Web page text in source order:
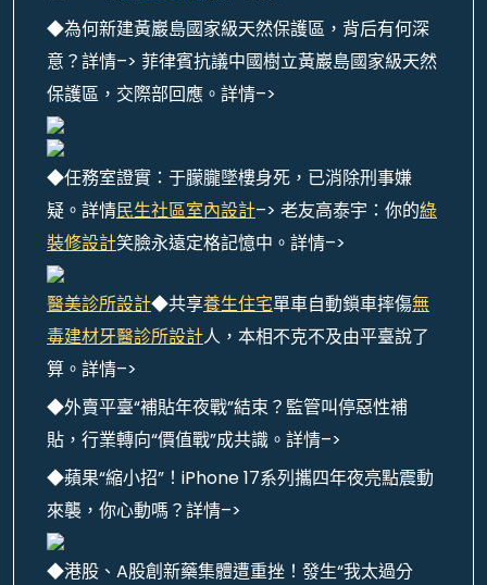
◆為何新建黃巖島國家級天然保護區，背后有何深
意？詳情–> 菲律賓抗議中國樹立黃巖島國家級天然
保護區，交際部回應。詳情–>
◆任務室證實：于朦朧墜樓身死，已消除刑事嫌
疑。詳情民生社區室內設計–> 老友高泰宇：你的綠
裝修設計笑臉永遠定格記憶中。詳情–>
醫美診所設計◆共享養生住宅單車自動鎖車摔傷無
毒建材牙醫診所設計人，本相不克不及由平臺說了
算。詳情–>
◆外賣平臺“補貼年夜戰”結束？監管叫停惡性補
貼，行業轉向“價值戰”成共識。詳情–>
◆蘋果“縮小招”！iPhone 17系列攜四年夜亮點震動
來襲，你心動嗎？詳情–>
◆港股、A股創新藥集體遭重挫！發生“我太過分